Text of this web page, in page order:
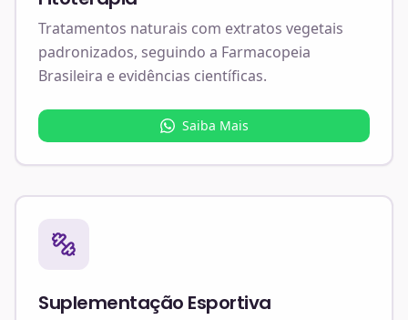
Tratamentos naturais com extratos vegetais
padronizados, seguindo a Farmacopeia
Brasileira e evidências científicas.
Saiba Mais
Suplementação Esportiva